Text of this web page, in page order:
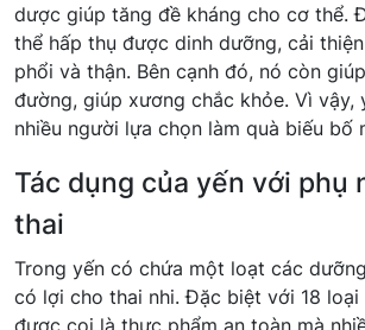
dược giúp tăng đề kháng cho cơ thể.
thể hấp thụ được dinh dưỡng, cải
phổi và thận. Bên cạnh đó, nó còn
đường, giúp xương chắc khỏe. Vì vậy,
nhiều người lựa chọn làm quà biếu bố
Tác dụng của yến với phụ
thai
Trong yến có chứa một loạt các
có lợi cho thai nhi. Đặc biệt với 18 loại